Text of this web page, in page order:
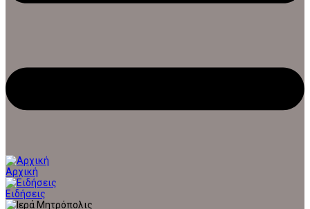
Αρχική
Ειδήσεις